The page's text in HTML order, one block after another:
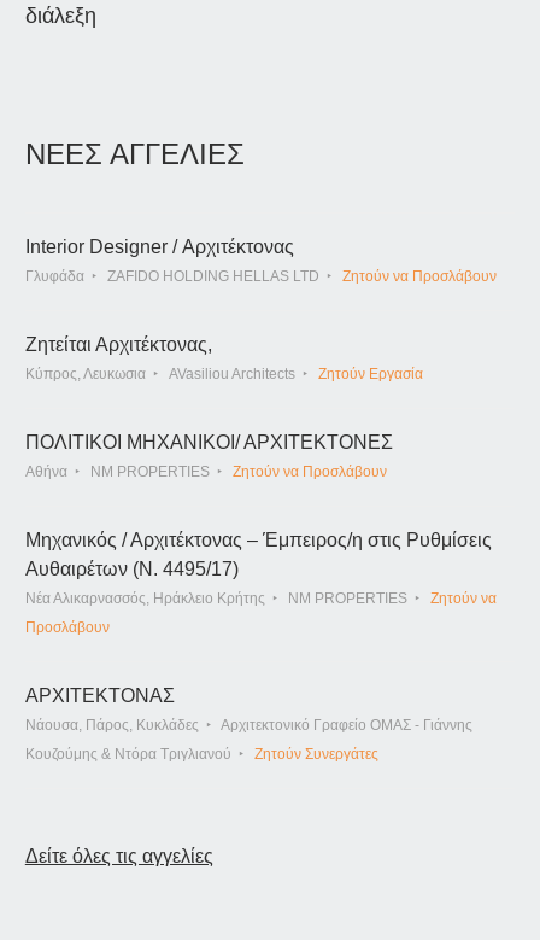
διάλεξη
ΝΕΕΣ ΑΓΓΕΛΙΕΣ
Interior Designer / Αρχιτέκτονας
Γλυφάδα ZAFIDO HOLDING HELLAS LTD Ζητούν να Προσλάβουν
Ζητείται Αρχιτέκτονας,
Κύπρος, Λευκωσια AVasiliou Architects Ζητούν Εργασία
ΠΟΛΙΤΙΚΟΙ ΜΗΧΑΝΙΚΟΙ/ ΑΡΧΙΤΕΚΤΟΝΕΣ
Αθήνα NM PROPERTIES Ζητούν να Προσλάβουν
Μηχανικός / Αρχιτέκτονας – Έμπειρος/η στις Ρυθμίσεις
Αυθαιρέτων (Ν. 4495/17)
Νέα Αλικαρνασσός, Ηράκλειο Κρήτης NM PROPERTIES
Ζητούν να
Προσλάβουν
ΑΡΧΙΤΕΚΤΟΝΑΣ
Νάουσα, Πάρος, Κυκλάδες
Αρχιτεκτονικό Γραφείο ΟΜΑΣ - Γιάννης
Κουζούμης & Ντόρα Τριγλιανού
Ζητούν Συνεργάτες
Δείτε όλες τις αγγελίες